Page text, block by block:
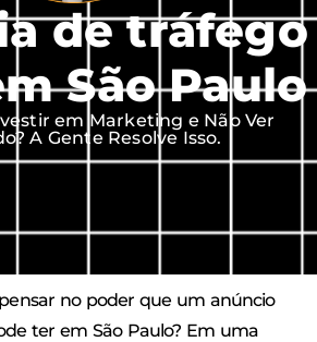
de tráfego
São Paulo
em Marketing e Não Ver
A Gente Resolve Isso.
no poder que um anúncio
ter em São Paulo? Em uma